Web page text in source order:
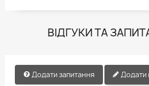
ВІДГУКИ ТА
Додати запитання Додати